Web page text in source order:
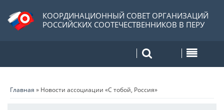
КООРДИНАЦИОННЫЙ СОВЕТ ОРГАНИЗАЦИЙ
РОССИЙСКИХ СООТЕЧЕСТВЕННИКОВ В ПЕРУ
Главная » Новости ассоциации «С тобой, Россия»